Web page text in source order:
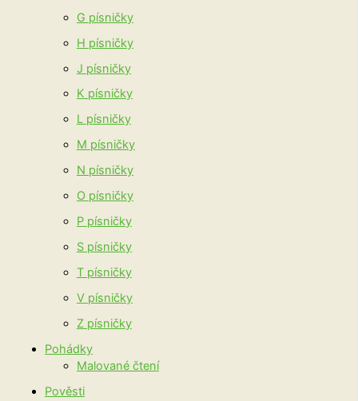
G písničky
H písničky
J písničky
K písničky
L písničky
M písničky
N písničky
O písničky
P písničky
S písničky
T písničky
V písničky
Z písničky
Pohádky
Malované čtení
Pověsti